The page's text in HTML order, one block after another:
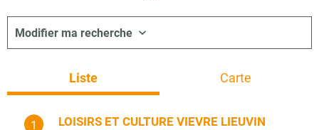
Modifier ma recherche
Liste Carte
1 LOISIRS ET CULTURE VIEVRE LIEUVIN